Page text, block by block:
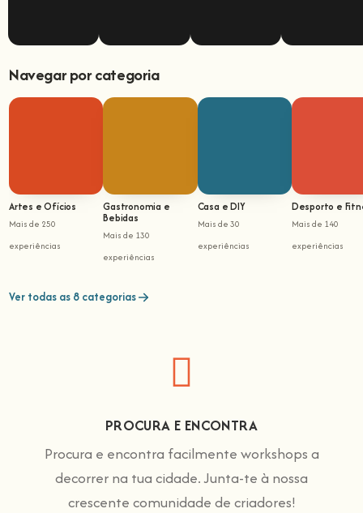
Navegar por categoria
Artes e Ofícios
Mais de 250
experiências
Gastronomia e
Bebidas
Mais de 130
experiências
Casa e DIY
Mais de 30
experiências
Desporto e
Mais de 140
experiências
Ver todas as 8 categorias
PROCURA E ENCONTRA
Procura e encontra facilmente workshops a
decorrer na tua cidade. Junta-te à nossa
crescente comunidade de criadores!